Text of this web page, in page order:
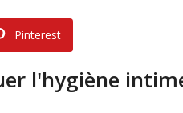
Pinterest
l'hygiène